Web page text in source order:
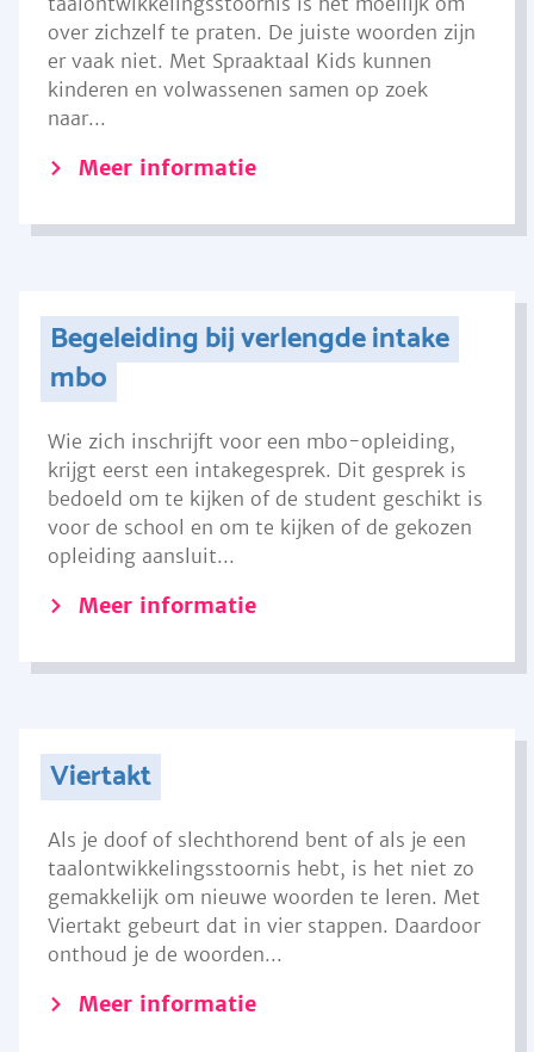
over zichzelf te praten. De juiste woorden zijn
er vaak niet. Met Spraaktaal Kids kunnen
kinderen en volwassenen samen op zoek
naar...
Meer informatie
Begeleiding bij verlengde intake
mbo
Wie zich inschrijft voor een mbo-opleiding,
krijgt eerst een intakegesprek. Dit gesprek is
bedoeld om te kijken of de student geschikt is
voor de school en om te kijken of de gekozen
opleiding aansluit...
Meer informatie
Viertakt
Als je doof of slechthorend bent of als je een
taalontwikkelingsstoornis hebt, is het niet zo
gemakkelijk om nieuwe woorden te leren. Met
Viertakt gebeurt dat in vier stappen. Daardoor
onthoud je de woorden...
Meer informatie